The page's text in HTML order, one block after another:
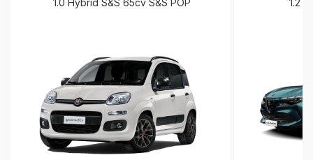
1.0 Hybrid S&S 65cv S&S POP 1.2